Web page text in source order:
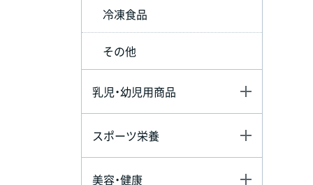
冷凍食品
その他
乳児・幼児用商品
スポーツ栄養
美容・健康